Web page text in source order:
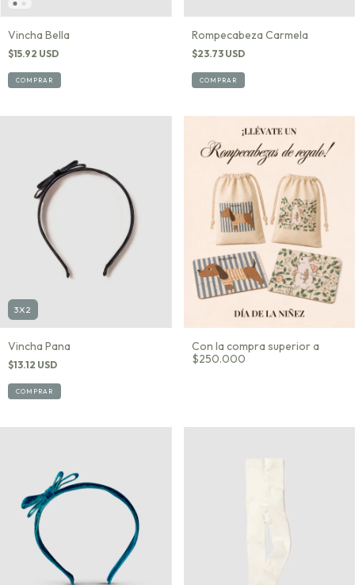
Vincha Bella
$15.92 USD
COMPRAR
Rompecabeza Carmela
$23.73 USD
COMPRAR
3X2
Vincha Pana
$13.12 USD
COMPRAR
Con la compra superior a
$250.000